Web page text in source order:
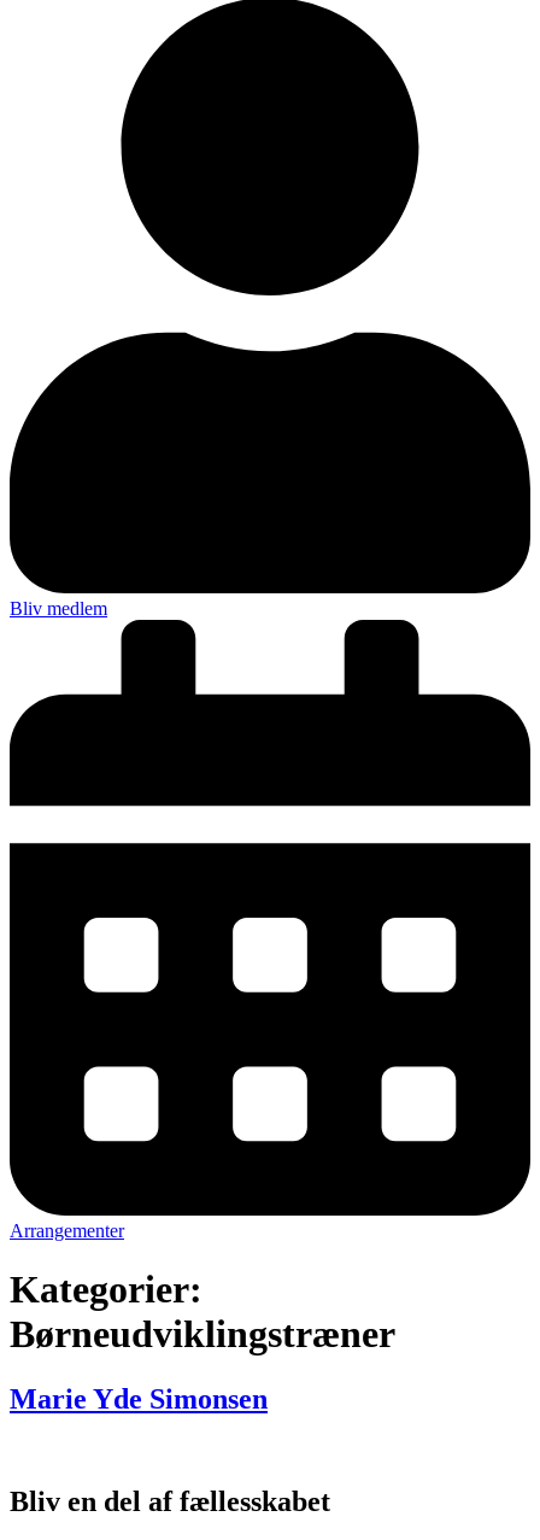
Bliv medlem
Arrangementer
Kategorier:
Børneudviklingstræner
Marie Yde Simonsen
Bliv en del af fællesskabet